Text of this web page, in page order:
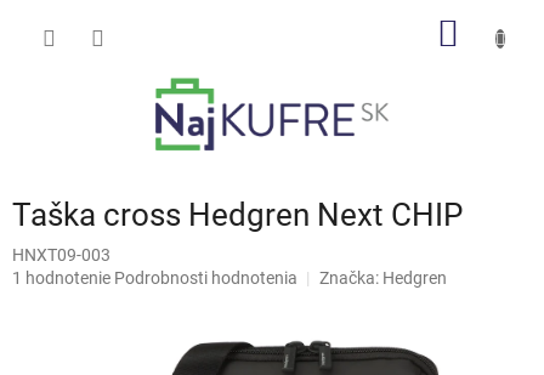
Taška cross Hedgren Next CHIP
HNXT09-003
Priemerné
1 hodnotenie Podrobnosti hodnotenia Značka: Hedgren